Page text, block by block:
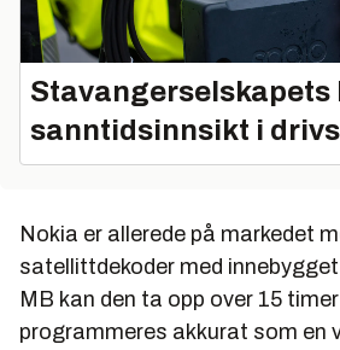
sanntidsinnsikt i
Nokia er allerede på markedet
satellittdekoder med
MB kan den ta opp over 15
programmeres akkurat som en